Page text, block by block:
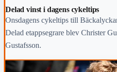
Delad vinst i dagens cykeltips
Onsdagens cykeltips till
Delad etappsegrare blev Christer
Gustafsson.